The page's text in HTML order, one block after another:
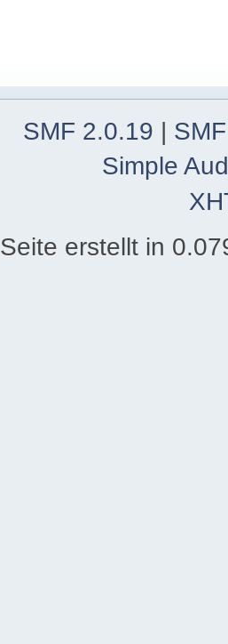
SMF 2.0.19
Simple
Seite erstellt in